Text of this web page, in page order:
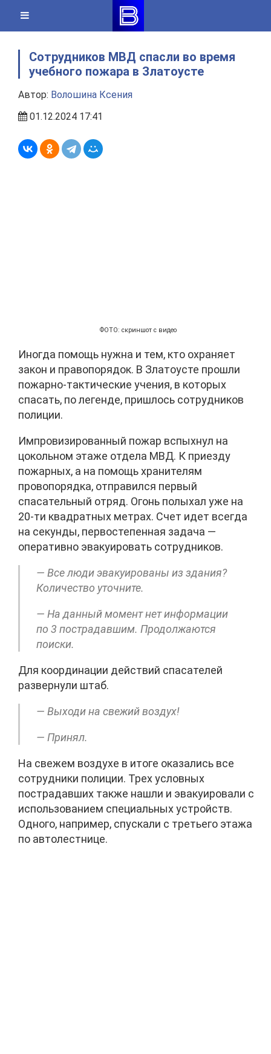
content
Сотрудников МВД спасли во время
учебного пожара в Златоусте
Автор: Волошина Ксения
01.12.2024 17:41
ФОТО: скриншот с видео
Иногда помощь нужна и тем, кто охраняет
закон и правопорядок. В Златоусте прошли
пожарно-тактические учения, в которых
спасать, по легенде, пришлось сотрудников
полиции.
Импровизированный пожар вспыхнул на
цокольном этаже отдела МВД. К приезду
пожарных, а на помощь хранителям
провопорядка, отправился первый
спасательный отряд. Огонь полыхал уже на
20-ти квадратных метрах. Счет идет всегда
на секунды, первостепенная задача —
оперативно эвакуировать сотрудников.
— Все люди эвакуированы из здания?
Количество уточните.
— На данный момент нет информации
по 3 пострадавшим. Продолжаются
поиски.
Для координации действий спасателей
развернули штаб.
— Выходи на свежий воздух!
— Принял.
На свежем воздухе в итоге оказались все
сотрудники полиции. Трех условных
пострадавших также нашли и эвакуировали с
использованием специальных устройств.
Одного, например, спускали с третьего этажа
по автолестнице.